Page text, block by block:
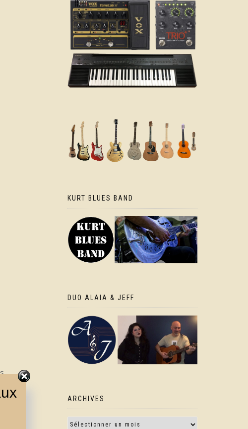
KURT BLUES BAND
DUO ALAIA & JEFF
ARCHIVES